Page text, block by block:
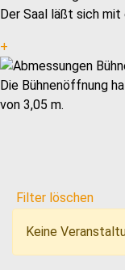
Der Saal läßt sich mit
+
Die Bühnenöffnung
von 3,05 m.
Filter löschen
Keine